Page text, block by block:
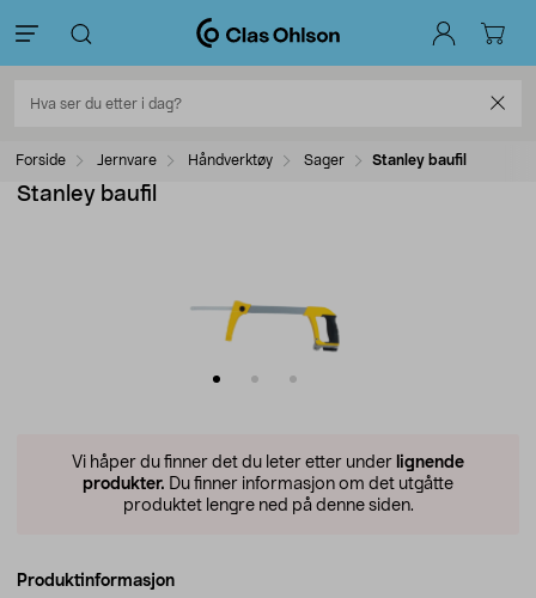
Forside Jernvare Håndverktøy Sager Stanley baufil
Stanley baufil
Vi håper du finner det du leter etter under lignende
produkter. Du finner informasjon om det utgåtte
produktet lengre ned på denne siden.
Produktinformasjon